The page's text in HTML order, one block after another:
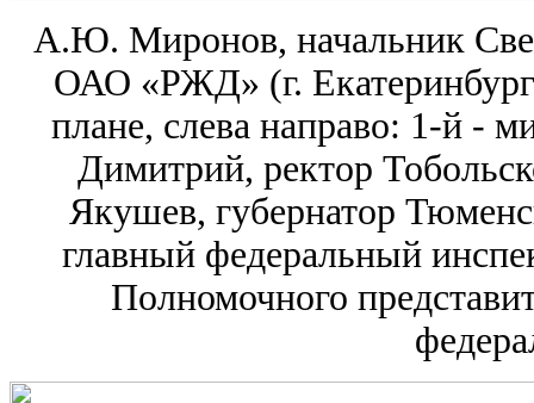
А.Ю. Миронов, начальник
ОАО «РЖД» (г.
плане, слева направо: 1-й -
Димитрий, ректор
Якушев, губернатор
главный федеральный
Полномочного